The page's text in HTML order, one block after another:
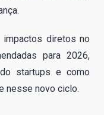
impactos diretos no
para 2026,
startups e como
nesse novo ciclo.